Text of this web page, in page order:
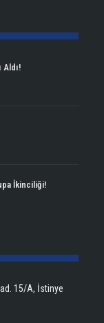
Aldı!
İkinciliği!
15/A, İstinye